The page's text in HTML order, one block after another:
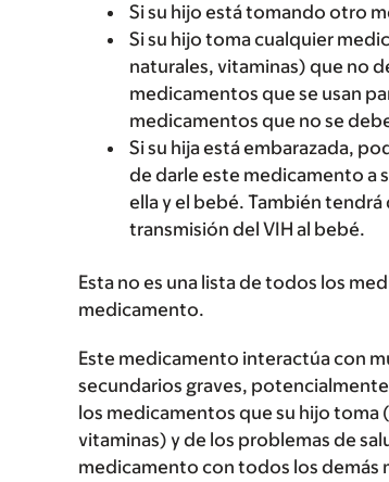
Si su hijo está tomando otro
Si su hijo toma cualquier
naturales, vitaminas) que no
medicamentos que se usan
medicamentos que no se
Si su hija está embarazada,
de darle este medicamento a
ella y el bebé. También tendrá
transmisión del VIH al bebé.
Esta no es una lista de todos los
medicamento.
Este medicamento interactúa con
secundarios graves,
los medicamentos que su hijo
vitaminas) y de los problemas de
medicamento con todos los demás